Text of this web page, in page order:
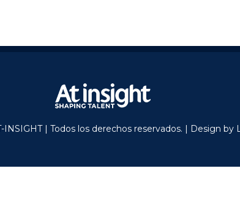
| Todos los derechos reservados. | Design by